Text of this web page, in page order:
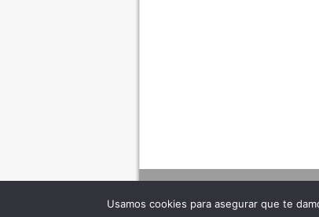
Usamos cookies para asegurar que te